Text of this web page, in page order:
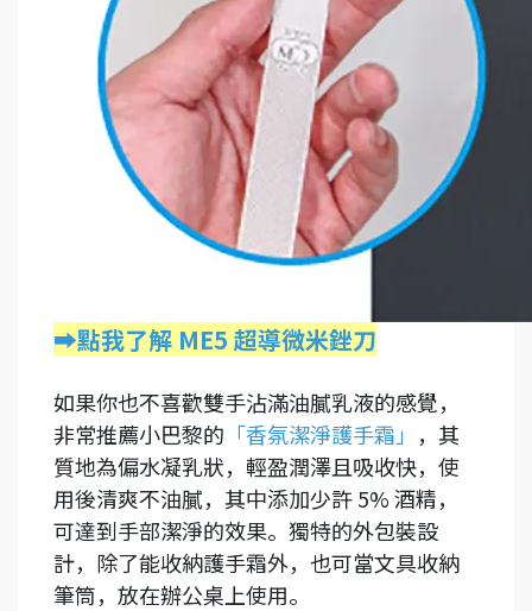
➡️點我了解 ME5 超導微米銼刀
如果你也不喜歡雙手沾滿油膩乳液的感覺，
非常推薦小巴黎的 「香氛潔淨護手霜」 ，其
質地為偏水凝乳狀，輕盈潤澤且吸收快，使
用後清爽不油膩，其中添加少許 5% 酒精，
可達到手部潔淨的效果。獨特的外包裝設
計，除了能收納護手霜外，也可當文具收納
筆筒，放在辦公桌上使用。